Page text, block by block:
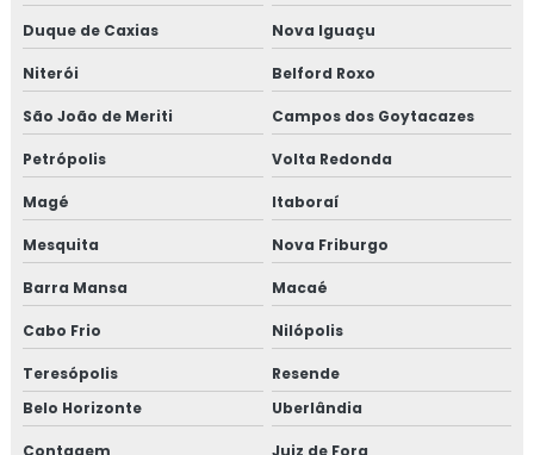
Duque de Caxias Nova Iguaçu
Niterói Belford Roxo
São João de Meriti Campos dos Goytacazes
Petrópolis Volta Redonda
Magé Itaboraí
Mesquita Nova Friburgo
Barra Mansa Macaé
Cabo Frio Nilópolis
Teresópolis
Resende
Belo Horizonte
Uberlândia
Contagem Juiz de Fora